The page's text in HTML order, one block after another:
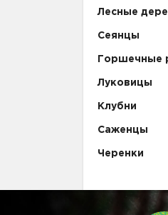
Лесные
Сеянцы
Горшечные
Луковицы
Клубни
Саженцы
Черенки